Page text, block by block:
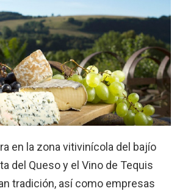
en la zona vitivinícola del bajío
del Queso y el Vino de Tequis
tradición, así como empresas